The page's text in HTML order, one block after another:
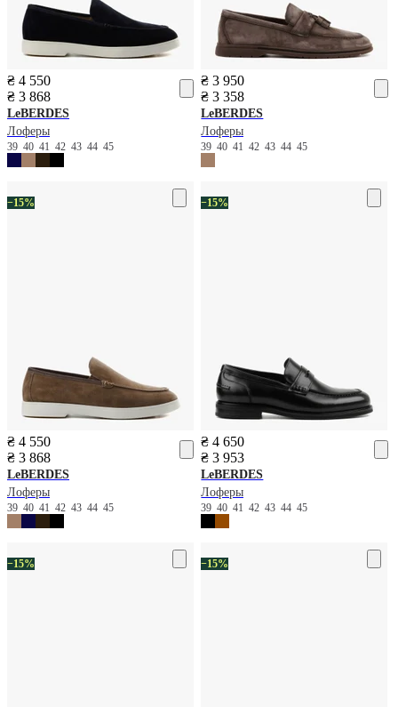
₴ 4 550
₴ 3 868
LeBERDES
Лоферы
39 40 41 42 43 44 45
₴ 3 950
₴ 3 358
LeBERDES
Лоферы
39404142434445
−15%
₴ 4 550
₴ 3 868
LeBERDES
Лоферы
39 40 41 42 43 44 45
−15%
₴ 4 650
₴ 3 953
LeBERDES
Лоферы
39404142434445
−15% −15%